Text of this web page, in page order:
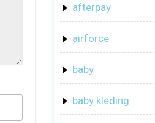
afterpay
airforce
baby
baby kleding